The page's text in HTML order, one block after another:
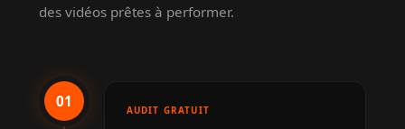
des vidéos prêtes à performer.
01 AUDIT GRATUIT